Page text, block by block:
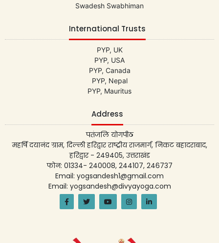
Swadesh Swabhiman
International Trusts
PYP, UK
PYP, USA
PYP, Canada
PYP, Nepal
PYP, Mauritus
Address
पतंजलि योगपीठ
महर्षि दयानंद ग्राम, दिल्ली हरिद्वार राष्ट्रीय राजमार्ग, निकट बहादराबाद,
हरिद्वार - 249405, उत्तराखंड
फोन: 01334- 240008, 244107, 246737
Email: yogsandesh1@gmail.com
Email: yogsandesh@divyayoga.com